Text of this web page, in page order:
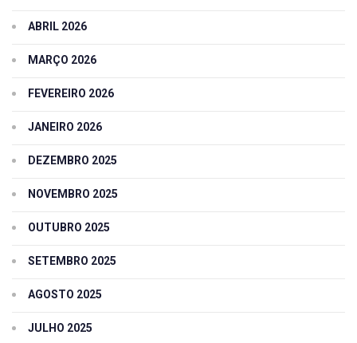
ABRIL 2026
MARÇO 2026
FEVEREIRO 2026
JANEIRO 2026
DEZEMBRO 2025
NOVEMBRO 2025
OUTUBRO 2025
SETEMBRO 2025
AGOSTO 2025
JULHO 2025